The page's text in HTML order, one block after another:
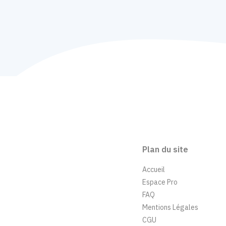
Plan du site
Accueil
Espace Pro
FAQ
Mentions Légales
CGU